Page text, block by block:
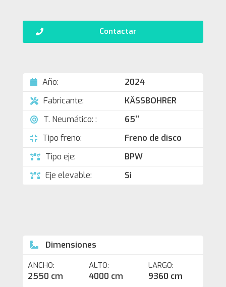
Contactar
Año:
2024
Fabricante:
KÄSSBOHRER
T. Neumático: :
65''
Tipo freno:
Freno de disco
Tipo eje:
BPW
Eje elevable:
Si
Dimensiones
ANCHO:
2550 cm
ALTO:
4000 cm
LARGO:
9360 cm